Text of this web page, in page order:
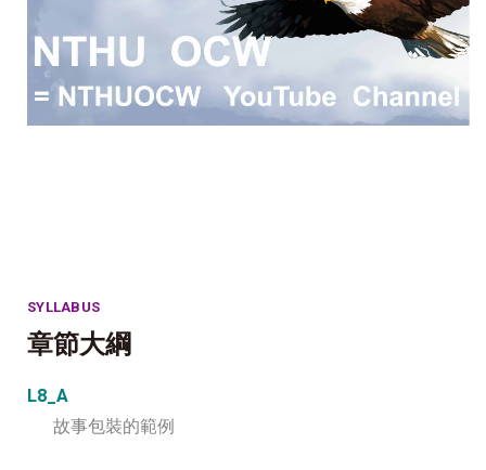
SYLLABUS
章節大綱
L8_A
故事包裝的範例